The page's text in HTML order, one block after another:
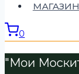
МАГАЗИН
0
"Мои